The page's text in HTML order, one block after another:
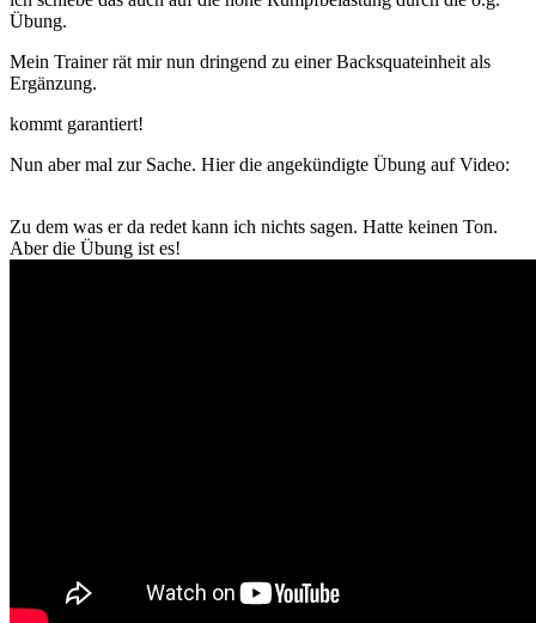
Übung.
Mein Trainer rät mir nun dringend zu einer Backsquateinheit als
Ergänzung.
kommt garantiert!
Nun aber mal zur Sache. Hier die angekündigte Übung auf Video:
Zu dem was er da redet kann ich nichts sagen. Hatte keinen Ton.
Aber die Übung ist es!